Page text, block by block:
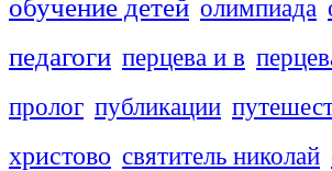
обучение детей олимпиада
педагоги перцева и в
пролог публикации
христово святитель николай